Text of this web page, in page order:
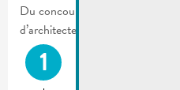
Du concours, lancé en 2021, les
d’architectes ont été retenus :